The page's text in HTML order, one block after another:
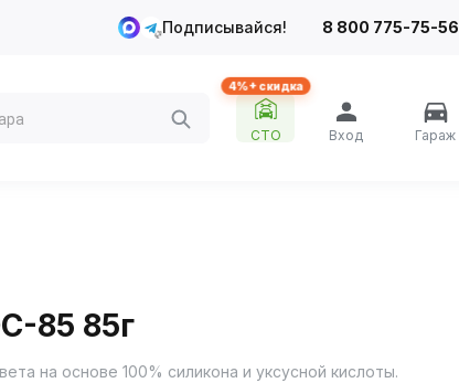
Подписывайся! 8 800 775-75-56
4%+ скидка
СТО Вход Гараж
85 85г
на основе 100% силикона и уксусной кислоты.